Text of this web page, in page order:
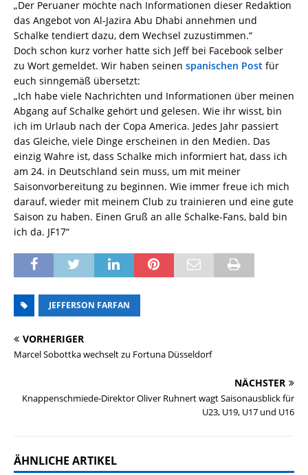
„Der Peruaner möchte nach Informationen dieser Redaktion
das Angebot von Al-Jazira Abu Dhabi annehmen und
Schalke tendiert dazu, dem Wechsel zuzustimmen.“
Doch schon kurz vorher hatte sich Jeff bei Facebook selber
zu Wort gemeldet. Wir haben seinen spanischen Post für
euch sinngemäß übersetzt:
„Ich habe viele Nachrichten und Informationen über meinen
Abgang auf Schalke gehört und gelesen. Wie ihr wisst, bin
ich im Urlaub nach der Copa America. Jedes Jahr passiert
das Gleiche, viele Dinge erscheinen in den Medien. Das
einzig Wahre ist, dass Schalke mich informiert hat, dass ich
am 24. in Deutschland sein muss, um mit meiner
Saisonvorbereitung zu beginnen. Wie immer freue ich mich
darauf, wieder mit meinem Club zu trainieren und eine gute
Saison zu haben. Einen Gruß an alle Schalke-Fans, bald bin
ich da. JF17“
JEFFERSON FARFAN
VORHERIGER
Marcel Sobottka wechselt zu Fortuna Düsseldorf
NÄCHSTER
Knappenschmiede-Direktor Oliver Ruhnert wagt Saisonausblick für
U23, U19, U17 und U16
ÄHNLICHE ARTIKEL